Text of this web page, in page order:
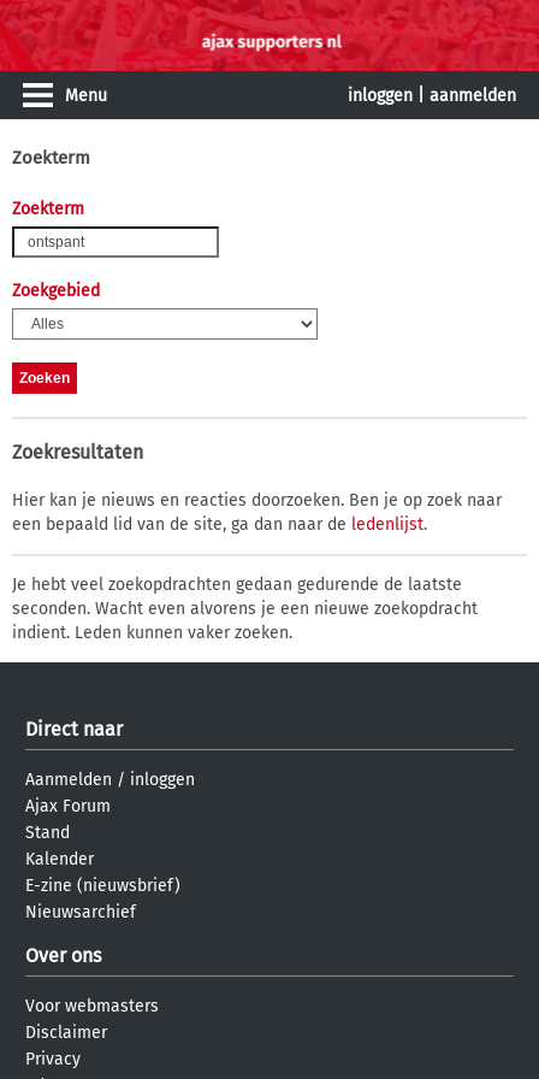
Menu inloggen aanmelden
Zoekterm
Zoekterm
Zoekgebied
Zoekresultaten
Hier kan je nieuws en reacties doorzoeken. Ben je op zoek naar
een bepaald lid van de site, ga dan naar de ledenlijst.
Je hebt veel zoekopdrachten gedaan gedurende de laatste
seconden. Wacht even alvorens je een nieuwe zoekopdracht
indient. Leden kunnen vaker zoeken.
Direct naar
Aanmelden / inloggen
Ajax Forum
Stand
Kalender
E-zine (nieuwsbrief)
Nieuwsarchief
Over ons
Voor webmasters
Disclaimer
Privacy